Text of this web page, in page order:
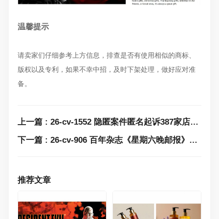
温馨提示
请卖家们仔细参考上方信息，排查是否有使用相似的商标、
版权以及专利，如果不幸中招，及时下架处理，做好应对准
备。
上一篇 : 26-cv-1552 隐匿案件匿名起诉387家店铺！这些水彩练习册封面版权不能再卖了，速看避雷！
下一篇 : 26-cv-906 百年杂志《星期六晚邮报》发起版权维权！预计有320家店铺中招，复古装饰画卖家速看速下架相关产品！
推荐文章